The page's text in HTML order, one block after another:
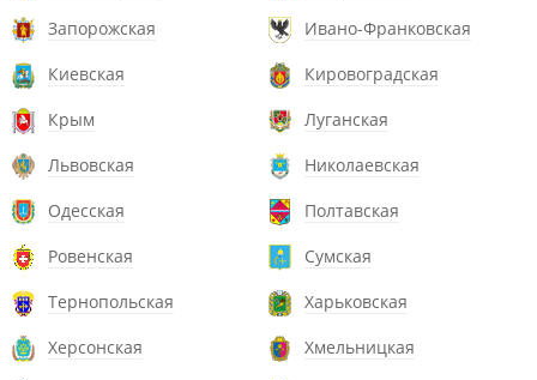
Запорожская
Ивано-Франковская
Киевская
Кировоградская
Крым
Луганская
Львовская
Николаевская
Одесская
Полтавская
Ровенская
Сумская
Тернопольская
Харьковская
Херсонская
Хмельницкая